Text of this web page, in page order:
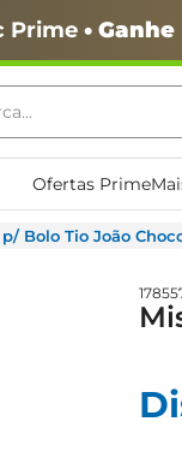
Prime• Ganhe
Ofertas Prime
Bolo Tio João